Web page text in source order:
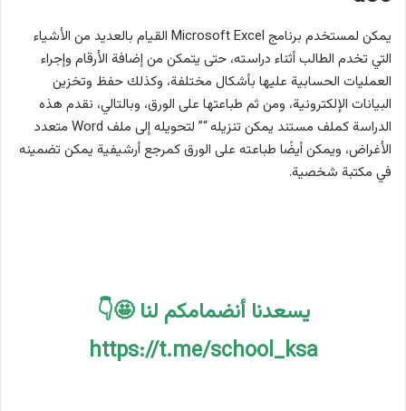
يمكن لمستخدم برنامج Microsoft Excel القيام بالعديد من الأشياء
التي تخدم الطالب أثناء دراسته، حتى يتمكن من إضافة الأرقام وإجراء
العمليات الحسابية عليها بأشكال مختلفة، وكذلك حفظ وتخزين
البيانات الإلكترونية، ومن ثم طباعتها على الورق، وبالتالي، نقدم هذه
الدراسة كملف مستند يمكن تنزيله “” لتحويله إلى ملف Word متعدد
الأغراض، ويمكن أيضًا طباعته على الورق كمرجع أرشيفية يمكن تضمينه
في مكتبة شخصية.
يسعدنا أنضمامكم لنا 🤩👇
https://t.me/school_ksa